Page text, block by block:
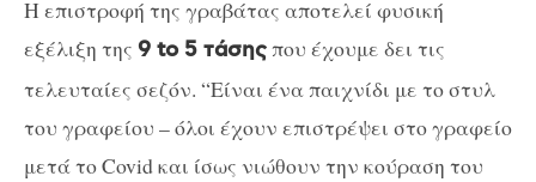
Η επιστροφή της γραβάτας αποτελεί φυσική
εξέλιξη της 9 to5 τάσηςπου έχουμε δει τις
τελευταίες σεζόν. “Είναι ένα παιχνίδι με το στυλ
του γραφείου – όλοι έχουν επιστρέψει στο γραφείο
μετά το Covid και ίσως νιώθουν την κούραση του